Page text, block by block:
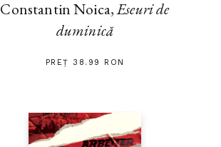
Constantin Noica,Eseuri de
duminică
PREȚ 38.99 RON